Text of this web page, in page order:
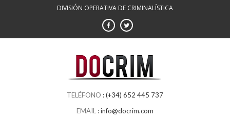
DIVISIÓN OPERATIVA DE CRIMINALÍSTICA
(+34) 652 445 737
info@docrim.com